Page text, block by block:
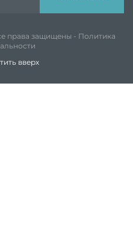
права защищены - Политика
вверх